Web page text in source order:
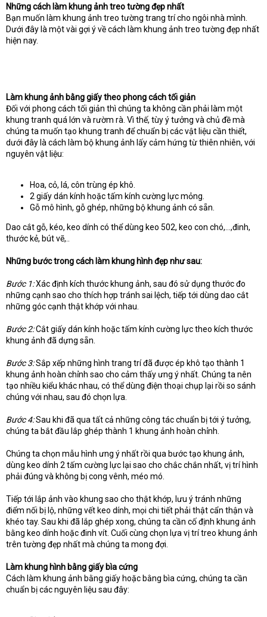
Những cách làm khung ảnh treo tường đẹp nhất
Bạn muốn làm khung ảnh treo tường trang trí cho ngôi nhà mình.
Dưới đây là một vài gợi ý về cách làm khung ảnh treo tường đẹp nhất
hiện nay.
Làm khung ảnh bằng giấy theo phong cách tối giản
Đối với phong cách tối giản thì chúng ta không cần phải làm một
khung tranh quá lớn và rườm rà. Vì thế, tùy ý tưởng và chủ đề mà
chúng ta muốn tạo khung tranh để chuẩn bị các vật liệu cần thiết,
dưới đây là cách làm bộ khung ảnh lấy cảm hứng từ thiên nhiên, với
nguyên vật liệu:
Hoa, cỏ, lá, côn trùng ép khô.
2 giấy dán kính hoặc tấm kính cường lực mỏng.
Gỗ mô hình, gỗ ghép, những bộ khung ảnh có sẵn.
Dao cắt gỗ, kéo, keo dính có thể dùng keo 502, keo con chó,…,đinh,
thước kẻ, bút vẽ,..
Những bước trong cách làm khung hình đẹp như sau:
Bước 1:Xác định kích thước khung ảnh, sau đó sử dụng thước đo
những cạnh sao cho thích hợp tránh sai lệch, tiếp tới dùng dao cắt
những góc cạnh thật khớp với nhau.
Bước 2:Cắt giấy dán kính hoặc tấm kính cường lực theo kích thước
khung ảnh đã dựng sẵn.
Bước 3:Sắp xếp những hình trang trí đã được ép khô tạo thành 1
khung ảnh hoàn chỉnh sao cho cảm thấy ưng ý nhất. Chúng ta nên
tạo nhiều kiểu khác nhau, có thể dùng điện thoại chụp lại rồi so sánh
chúng với nhau, sau đó chọn lựa.
Bước 4:Sau khi đã qua tất cả những công tác chuẩn bị tới ý tưởng,
chúng ta bắt đầu lắp ghép thành 1 khung ảnh hoàn chỉnh.
Chúng ta chọn mẫu hình ưng ý nhất rồi qua bước tạo khung ảnh,
dùng keo dính 2 tấm cường lực lại sao cho chắc chắn nhất, vị trí hình
phải đúng và không bị cong vênh, méo mó.
Tiếp tới lắp ảnh vào khung sao cho thật khớp, lưu ý tránh những
điểm nối bị lộ, những vết keo dính, mọi chi tiết phải thật cẩn thận và
khéo tay. Sau khi đã lắp ghép xong, chúng ta cần cố định khung ảnh
bằng keo dính hoặc đinh vít. Cuối cùng chọn lựa vị trí treo khung ảnh
trên tường đẹp nhất mà chúng ta mong đợi.
Làm khung hình bằng giấy bìa cứng
Cách làm khung ảnh bằng giấy hoặc bằng bìa cứng, chúng ta cần
chuẩn bị các nguyên liệu sau đây: